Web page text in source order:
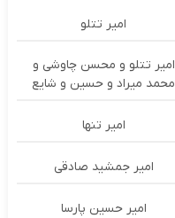
امیر تتلو
امیر تتلو و محسن چاوشی و
محمد میراد و حسین و شایع
امیر تنها
امیر جمشید صادقی
امیر حسین پارسا